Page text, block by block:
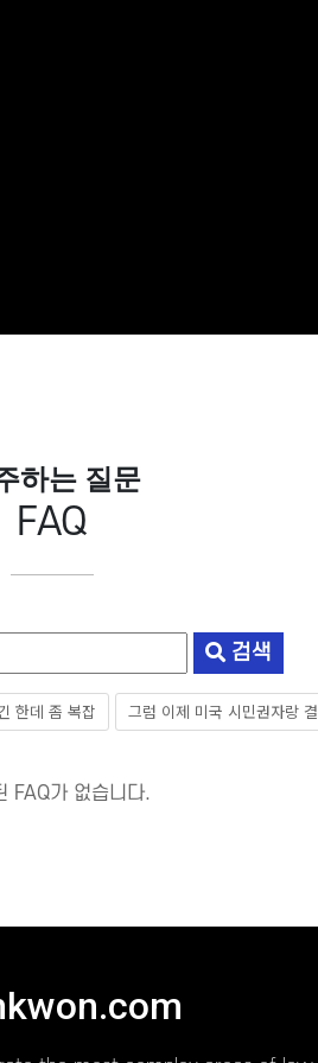
하는 질문
FAQ
검색
한데 좀 복잡 그럼 이제 미국 시민권자랑
FAQ가 없습니다.